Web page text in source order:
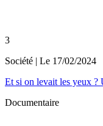
3
Société | Le 17/02/2024
Et si on levait les yeux ?
Documentaire